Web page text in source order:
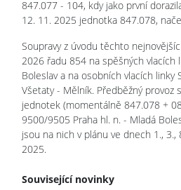
847.077 - 104, kdy jako první
12. 11. 2025 jednotka 847.078,
Soupravy z úvodu těchto
2026 řadu 854 na spěšných vlacích
Boleslav a na osobních vlacích linky
Všetaty - Mělník. Předběžný provoz
jednotek (momentálně 847.078 +
9500/9505 Praha hl. n. - Mladá
jsou na nich v plánu ve dnech 1., 3.,
2025.
Související novinky